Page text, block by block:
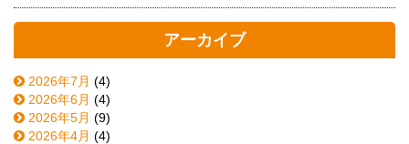
アーカイブ
2026年7月 (4)
2026年6月 (4)
2026年5月 (9)
2026年4月 (4)